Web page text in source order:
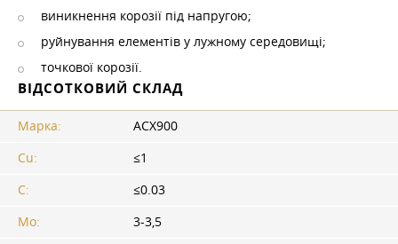
виникнення корозії під напругою;
руйнування елементів у лужному середовищі;
точкової корозії.
ВІДСОТКОВИЙ СКЛАД
Марка:
АСХ900
Cu:
≤1
C:
≤0.03
Мо:
3-3,5